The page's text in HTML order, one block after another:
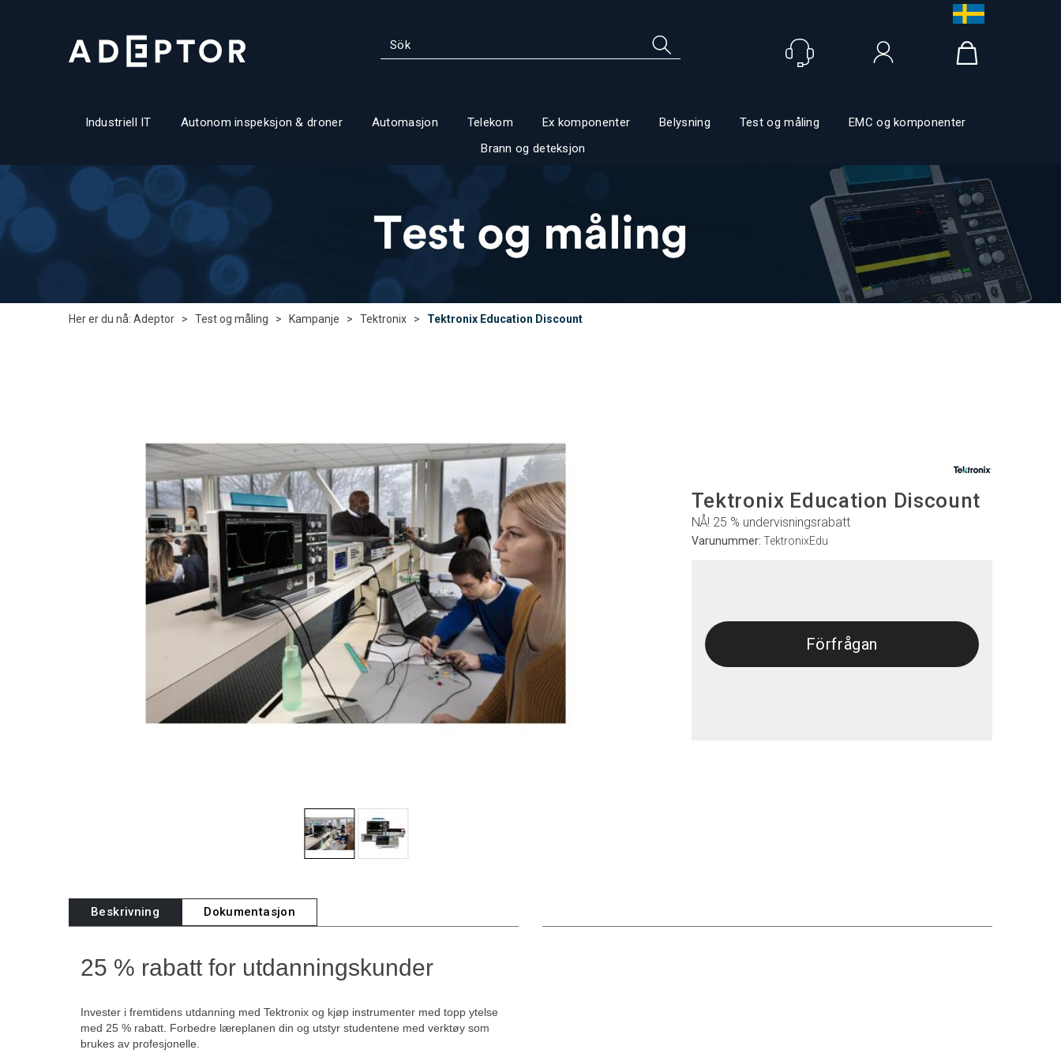
Industriell IT Autonom inspeksjon & droner Automasjon Telekom Ex komponenter Belysning Test og måling
EMC og komponenter
Brann og deteksjon
Her er du nå: Adeptor > Test og måling > Kampanje > Tektronix > Tektronix Education Discount
Tektronix Education Discount
NÅ! 25 % undervisningsrabatt
Varunummer: TektronixEdu
Förfrågan
Beskrivning Dokumentasjon
25 % rabatt for utdanningskunder
Invester i fremtidens utdanning med Tektronix og kjøp instrumenter med topp ytelse
med 25 % rabatt. Forbedre læreplanen din og utstyr studentene med verktøy som
brukes av profesjonelle.